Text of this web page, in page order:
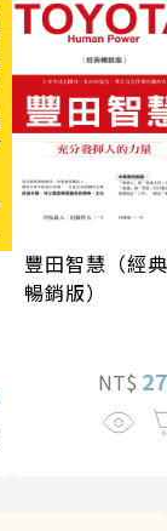
豐田智慧（經典
暢銷版）
NT$